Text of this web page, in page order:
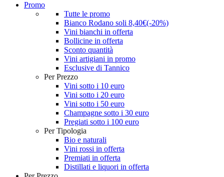
Promo
Tutte le promo
Bianco Rodano soli 8,40€(-20%)
Vini bianchi in offerta
Bollicine in offerta
Sconto quantità
Vini artigiani in promo
Esclusive di Tannico
Per Prezzo
Vini sotto i 10 euro
Vini sotto i 20 euro
Vini sotto i 50 euro
Champagne sotto i 30 euro
Pregiati sotto i 100 euro
Per Tipologia
Bio e naturali
Vini rossi in offerta
Premiati in offerta
Distillati e liquori in offerta